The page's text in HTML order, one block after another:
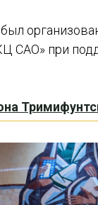
САО» при